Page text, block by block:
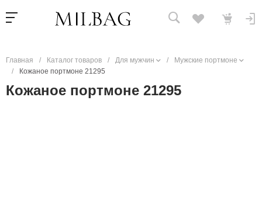
Главная / Каталог товаров / Для мужчин /
Мужские портмоне
/
Кожаное портмоне 21295
Кожаное портмоне 21295